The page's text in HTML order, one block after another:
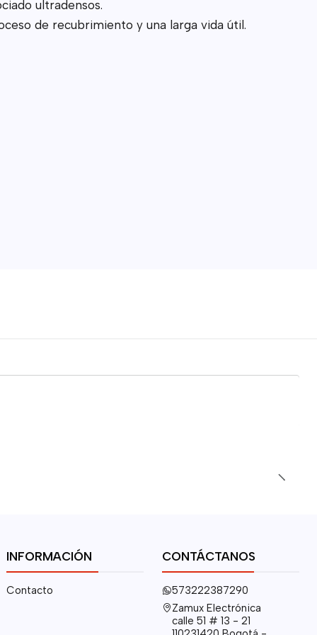
ultradensos.
de recubrimiento y una larga vida útil.
INFORMACIÓN
Contacto
CONTÁCTANOS
573222387290
Zamux Electrónica
calle 51 # 13 - 21